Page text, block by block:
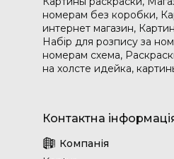
номерам без коробки,
интернет магазин,
Набір для розпису за
номерам схема,
на холсте идейка,